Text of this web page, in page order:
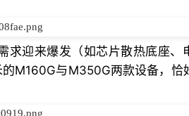
求迎来爆发（如芯片散热底座、
M160G与M350G两款设备，恰